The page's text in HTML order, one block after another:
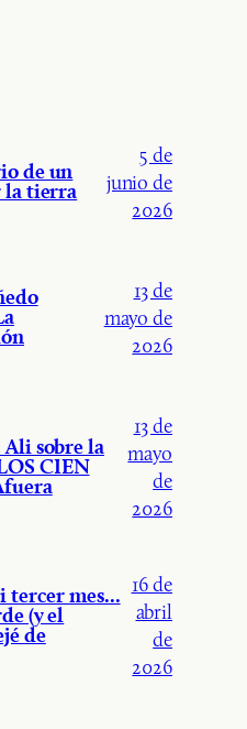
de un
la tierra
5 de
junio de
2026
13 de
mayo de
2026
Ali sobre la
CIEN
13 de
mayo
de
2026
tercer mes...
(y el
de
16 de
abril
de
2026